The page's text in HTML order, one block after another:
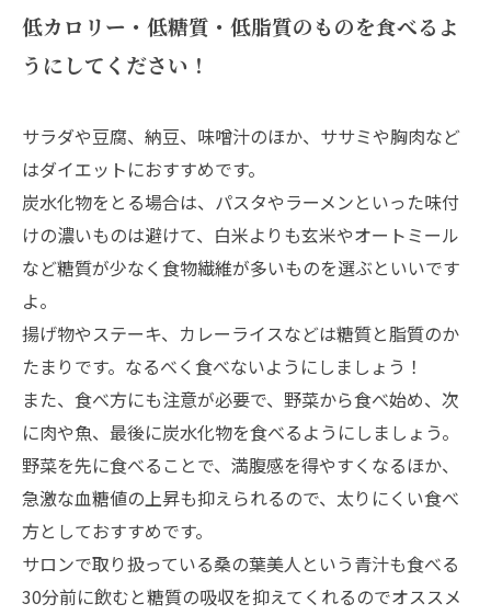
低カロリー・低糖質・低脂質のものを食べるよ
うにしてください！
サラダや豆腐、納豆、味噌汁のほか、ササミや胸肉など
はダイエットにおすすめです。
炭水化物をとる場合は、パスタやラーメンといった味付
けの濃いものは避けて、白米よりも玄米やオートミール
など糖質が少なく食物繊維が多いものを選ぶといいです
よ。
揚げ物やステーキ、カレーライスなどは糖質と脂質のか
たまりです。なるべく食べないようにしましょう！
また、食べ方にも注意が必要で、野菜から食べ始め、次
に肉や魚、最後に炭水化物を食べるようにしましょう。
野菜を先に食べることで、満腹感を得やすくなるほか、
急激な血糖値の上昇も抑えられるので、太りにくい食べ
方としておすすめです。
サロンで取り扱っている桑の葉美人という青汁も食べる
30分前に飲むと糖質の吸収を抑えてくれるのでオススメ